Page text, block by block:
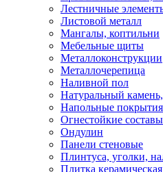
Лестничные
Листовой металл
Мангалы, коптильни
Мебельные щиты
Металлоконструкции
Металлочерепица
Наливной пол
Натуральный
Напольные покрытия
Огнестойкие составы
Ондулин
Панели стеновые
Плинтуса, уголки,
Плитка керамическая